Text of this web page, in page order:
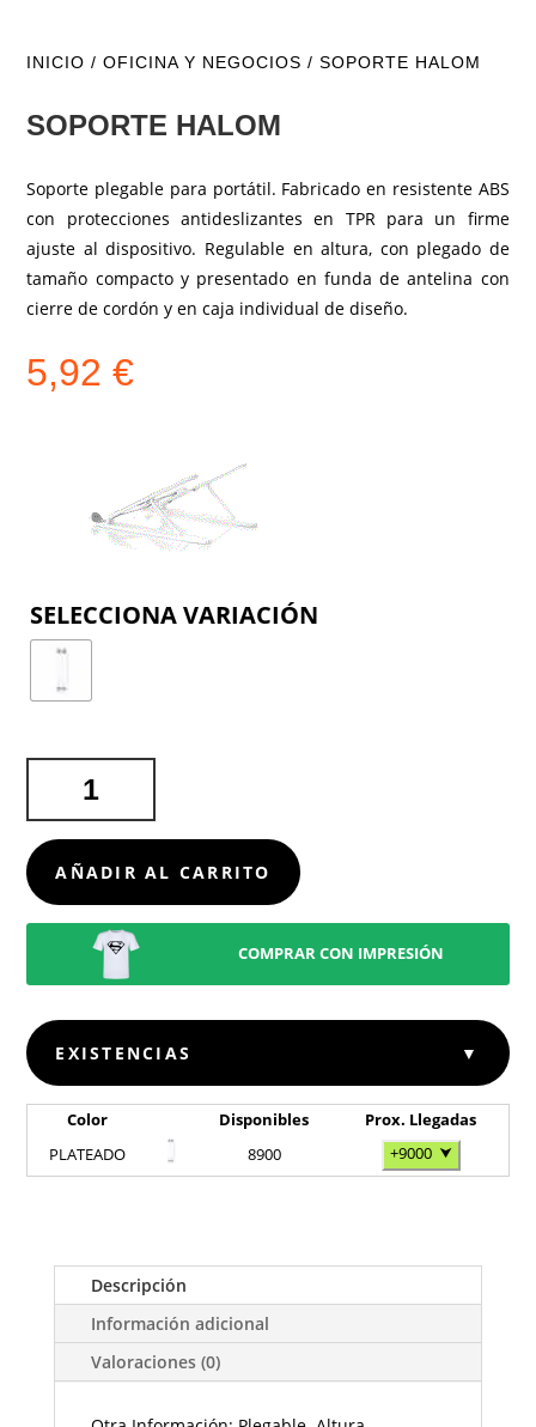
INICIO /OFICINA Y NEGOCIOS / SOPORTE HALOM
SOPORTE HALOM
Soporte plegable para portátil. Fabricado en resistente ABS
con protecciones antideslizantes en TPR para un firme
ajuste al dispositivo. Regulable en altura, con plegado de
tamaño compacto y presentado en funda de antelina con
cierre de cordón y en caja individual de diseño.
5,92€
HALOM
CANTIDAD
AÑADIR AL CARRITO
COMPRAR CON IMPRESIÓN
EXISTENCIAS ▼
Color Disponibles
Prox. Llegadas
PLATEADO
8900 +9000 ⮟
Descripción
Información adicional
Valoraciones (0)